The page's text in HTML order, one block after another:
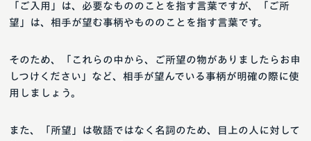
「ご入用」は、必要なもののことを指す言葉ですが、「ご所
望」は、相手が望む事柄やもののことを指す言葉です。
そのため、「これらの中から、ご所望の物がありましたらお申
しつけください」など、相手が望んでいる事柄が明確の際に使
用しましょう。
また、「所望」は敬語ではなく名詞のため、目上の人に対して